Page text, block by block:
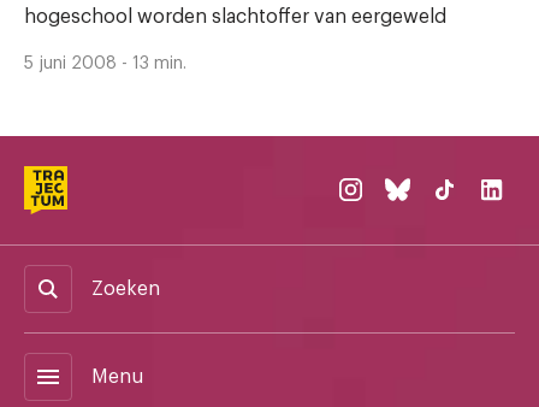
hogeschool worden slachtoffer van eergeweld
5 juni 2008 - 13 min.
Zoeken
menu Menu